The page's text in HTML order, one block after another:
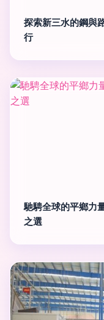
探索新三水的鋼與
行
馳騁全球的平鄉力
之選